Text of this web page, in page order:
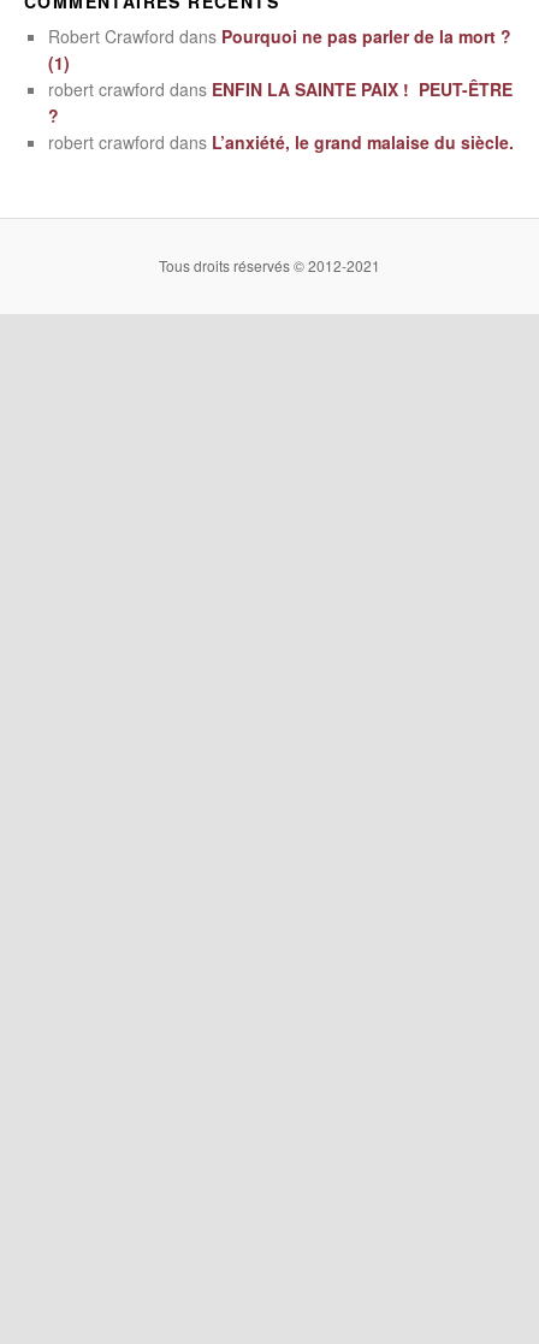
Robert Crawford dans Pourquoi ne pas parler de la mort ?
(1)
robert crawford dans ENFIN LA SAINTE PAIX ! PEUT-ÊTRE
?
robert crawford dans L’anxiété, le grand malaise du siècle.
Tous droits réservés © 2012-2021